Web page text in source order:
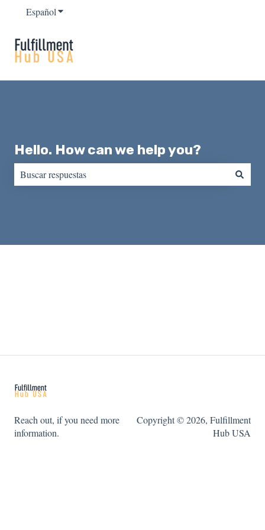
EspañolTraducciones de Mostrar submenú de
Hello. How can we help you?
Reach out, if you need more
information.
Copyright © 2026, Fulfillment
Hub USA